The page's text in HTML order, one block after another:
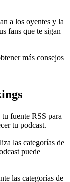
a los oyentes y la
fans que te sigan
más consejos
fuente RSS para
tu podcast.
las categorías de
puede
las categorías de